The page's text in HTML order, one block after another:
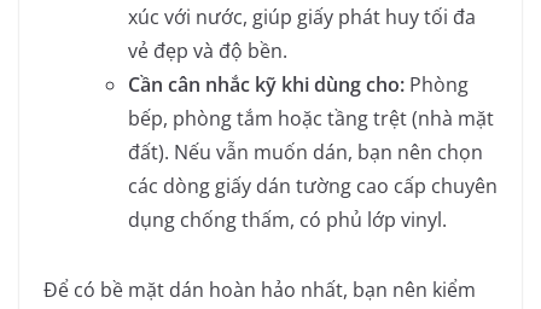
xúc với nước, giúp giấy phát huy tối đa
vẻ đẹp và độ bền.
Cần cân nhắc kỹ khi dùng cho: Phòng
bếp, phòng tắm hoặc tầng trệt (nhà mặt
đất). Nếu vẫn muốn dán, bạn nên chọn
các dòng giấy dán tường cao cấp chuyên
dụng chống thấm, có phủ lớp vinyl.
Để có bề mặt dán hoàn hảo nhất, bạn nên kiểm